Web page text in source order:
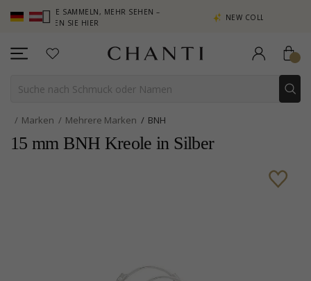
SAMMELN, MEHR SEHEN –
SIE HIER
NEW COLLECTION | AURA
Marken Mehrere Marken BNH
15 mm BNH Kreole in Silber